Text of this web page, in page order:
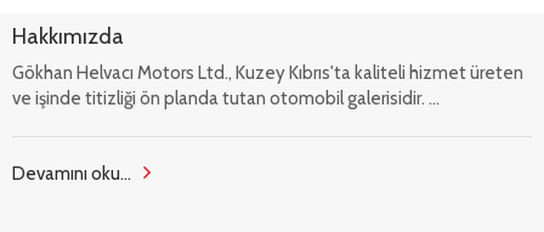
Hakkımızda
Gökhan Helvacı Motors Ltd., Kuzey Kıbrıs'ta kaliteli hizmet üreten
ve işinde titizliği ön planda tutan otomobil galerisidir. ...
Devamını oku...